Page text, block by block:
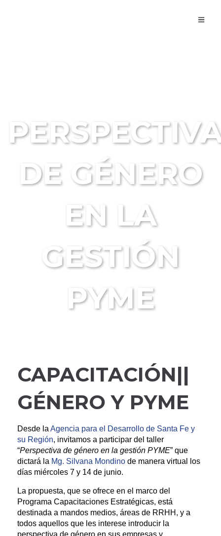
DE GÉNERO
EN LA
GESTIÓN
PYME
CAPACITACIÓN||
GÉNERO Y PYME
Desde la Agencia para el Desarrollo de Santa Fe y
su Región, invitamos a participar del taller
“Perspectiva de género en la gestión PYME” que
dictará la Mg. Silvana Mondino de manera virtual los
días miércoles 7 y 14 de junio.
La propuesta, que se ofrece en el marco del
Programa Capacitaciones Estratégicas, está
destinada a mandos medios, áreas de RRHH, y a
todos aquellos que les interese introducir la